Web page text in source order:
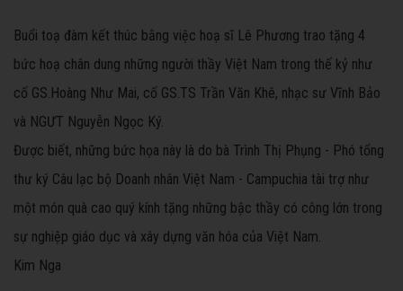
Buổi toạ đàm kết thúc bằng việc hoạ sĩ Lê Phương trao tặng 4
bức hoạ chân dung những người thầy Việt Nam trong thế kỷ như
cố GS.Hoàng Như Mai, cố GS.TS Trần Văn Khê, nhạc sư Vĩnh Bảo
và NGƯT Nguyễn Ngọc Ký.
Được biết, những bức họa này là do bà Trình Thị Phụng - Phó tổng
thư ký Câu lạc bộ Doanh nhân Việt Nam - Campuchia tài trợ như
một món quà cao quý kính tặng những bậc thầy có công lớn trong
sự nghiệp giáo dục và xây dựng văn hóa của Việt Nam.
Kim Nga